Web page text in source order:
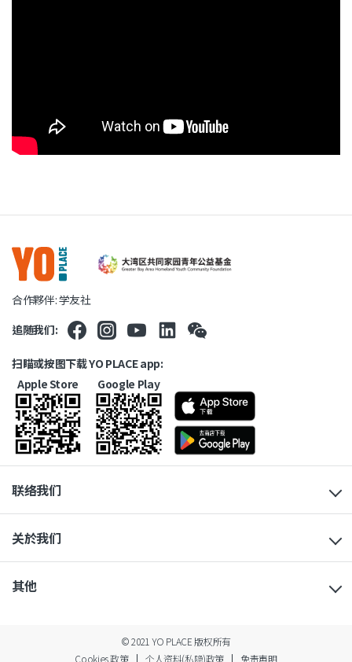
合作夥伴: 学友社
追随我们:
扫瞄或按图下载 YO PLACE app:
Apple Store
Google Play
联络我们
关於我们
其他
© 2021 YO PLACE 版权所有
Cookies 政策
个人资料(私隐)政策 免责声明